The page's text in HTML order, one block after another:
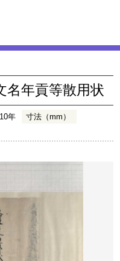
名年貢等散用状
年
寸法（mm）